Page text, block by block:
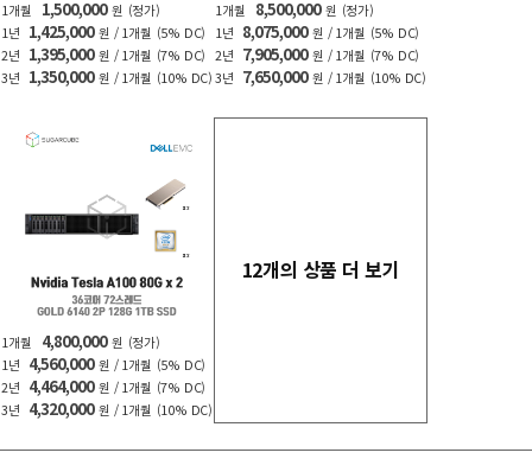
1개월 1,500,000 원
(정가)
1년
1,425,000 원 / 1개월
(5% DC)
2년
1,395,000 원 / 1개월
(7% DC)
3년
1,350,000 원 / 1개월 (10% DC)
1개월 8,500,000 원
(정가)
1년
8,075,000 원 / 1개월
(5% DC)
2년
7,905,000 원 / 1개월
(7% DC)
3년
7,650,000 원 / 1개월 (10% DC)
1개월 4,800,000 원
(정가)
1년
4,560,000 원 / 1개월
(5% DC)
2년
4,464,000 원 / 1개월
(7% DC)
3년
4,320,000 원 / 1개월 (10% DC)
12개의 상품 더 보기